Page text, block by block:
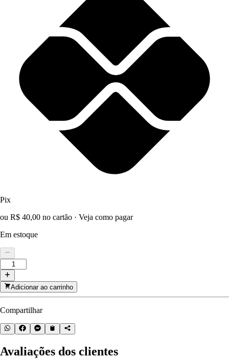
Pix
ou R$ 40,00 no cartão · Veja como pagar
Em estoque
Adicionar ao carrinho
Compartilhar
Avaliações dos clientes